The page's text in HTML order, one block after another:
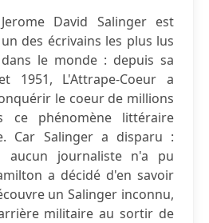
Jerome David Salinger est
un des écrivains les plus lus
dans le monde : depuis sa
1951, L'Attrape-Coeur a
le coeur de millions
ce phénomène littéraire
Car Salinger a disparu :
aucun journaliste n'a pu
a décidé d'en savoir
un Salinger inconnu,
militaire au sortir de